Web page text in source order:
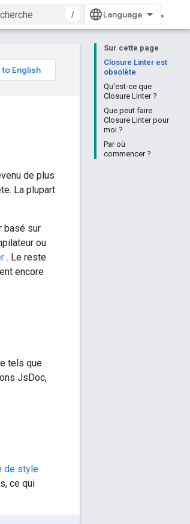
/
Sur cette page
Closure Linter est
obsolète
Qu'est-ce que
Closure Linter ?
Que peut faire
Closure Linter pour
moi ?
Par où
commencer ?
de plus
La plupart
basé sur
ou
. Le reste
encore
tels que
JsDoc,
de style
ce qui